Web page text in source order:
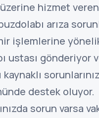
hizmet veren
arıza
işlemlerine
ustası gönderiyor
destek oluyor.
sorun varsa